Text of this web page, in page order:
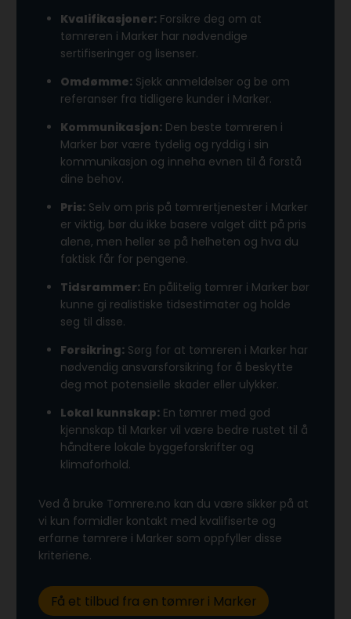
Kvalifikasjoner: Forsikre deg om at
tømreren i Marker har nødvendige
sertifiseringer og lisenser.
Omdømme: Sjekk anmeldelser og be om
referanser fra tidligere kunder i Marker.
Kommunikasjon: Den beste tømreren i
Marker bør være tydelig og ryddig i sin
kommunikasjon og inneha evnen til å forstå
dine behov.
Pris: Selv om pris på tømrertjenester i Marker
er viktig, bør du ikke basere valget ditt på pris
alene, men heller se på helheten og hva du
faktisk får for pengene.
Tidsrammer: En pålitelig tømrer i Marker bør
kunne gi realistiske tidsestimater og holde
seg til disse.
Forsikring: Sørg for at tømreren i Marker har
nødvendig ansvarsforsikring for å beskytte
deg mot potensielle skader eller ulykker.
Lokal kunnskap: En tømrer med god
kjennskap til Marker vil være bedre rustet til å
håndtere lokale byggeforskrifter og
klimaforhold.
Ved å bruke Tomrere.no kan du være sikker på at
vi kun formidler kontakt med kvalifiserte og
erfarne tømrere i Marker som oppfyller disse
kriteriene.
Få et tilbud fra en tømrer i Marker